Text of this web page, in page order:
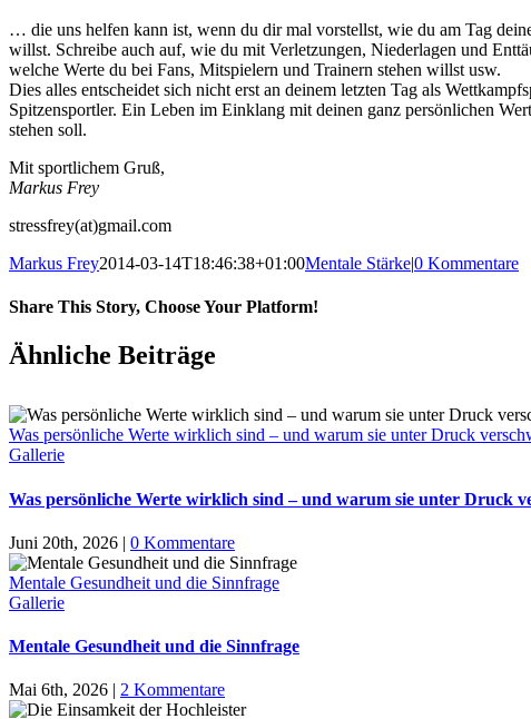
… die uns helfen kann ist, wenn du dir mal vorstellst, wie du am Tag
willst. Schreibe auch auf, wie du mit Verletzungen, Niederlagen und
welche Werte du bei Fans, Mitspielern und Trainern stehen willst usw.
Dies alles entscheidet sich nicht erst an deinem letzten Tag als
Spitzensportler. Ein Leben im Einklang mit deinen ganz persönlichen
stehen soll.
Mit sportlichem Gruß,
Markus Frey
stressfrey(at)gmail.com
Markus Frey2014-03-14T18:46:38+01:00Mentale Stärke|0 Kommentare
Share This Story, Choose Your Platform!
Ähnliche Beiträge
Was persönliche Werte wirklich sind – und warum sie unter Druck
Gallerie
Was persönliche Werte wirklich sind – und warum sie unter Druck
Juni 20th, 2026 | 0 Kommentare
Mentale Gesundheit und die Sinnfrage
Gallerie
Mentale Gesundheit und die Sinnfrage
Mai 6th, 2026 | 2 Kommentare